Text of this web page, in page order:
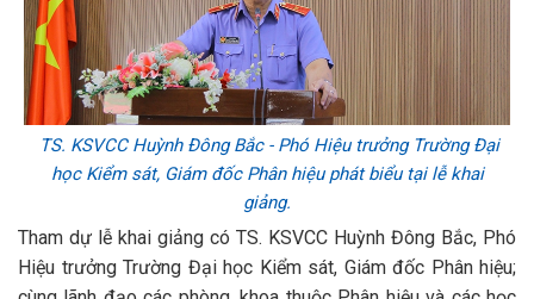
TS. KSVCC Huỳnh Đông Bắc - Phó Hiệu trưởng Trường Đại
học Kiểm sát, Giám đốc Phân hiệu phát biểu tại lễ khai
giảng.
Tham dự lễ khai giảng có TS. KSVCC Huỳnh Đông Bắc, Phó
Hiệu trưởng Trường Đại học Kiểm sát, Giám đốc Phân hiệu;